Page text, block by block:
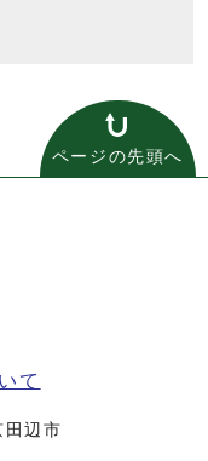
ページの先頭へ
て
辺市